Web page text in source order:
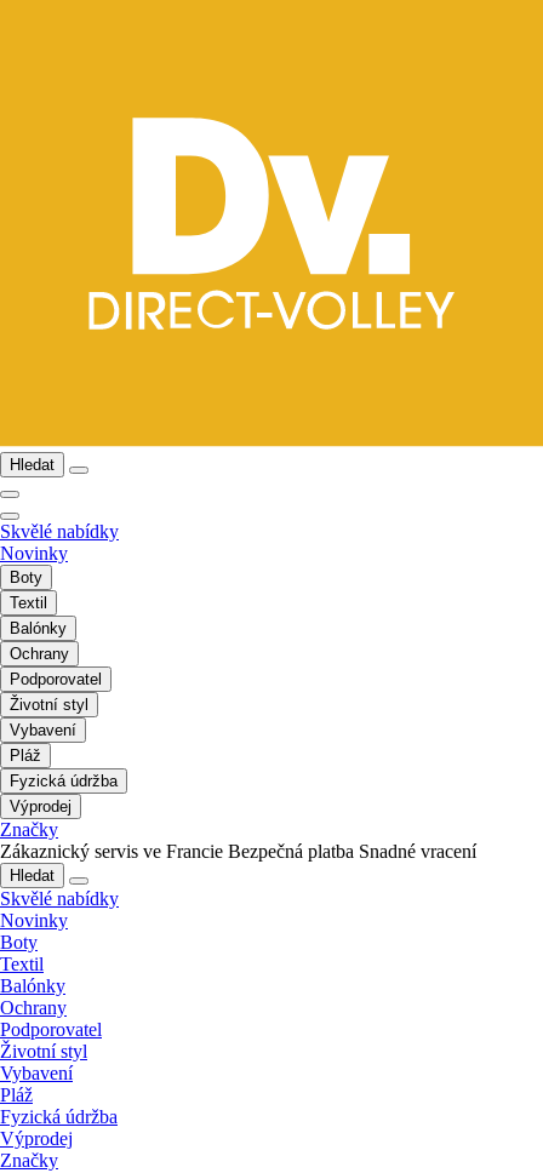
Hledat
Skvělé nabídky
Novinky
Boty
Textil
Balónky
Ochrany
Podporovatel
Životní styl
Vybavení
Pláž
Fyzická údržba
Výprodej
Značky
Zákaznický servis ve Francie Bezpečná platba Snadné vracení
Hledat
Skvělé nabídky
Novinky
Boty
Textil
Balónky
Ochrany
Podporovatel
Životní styl
Vybavení
Pláž
Fyzická údržba
Výprodej
Značky